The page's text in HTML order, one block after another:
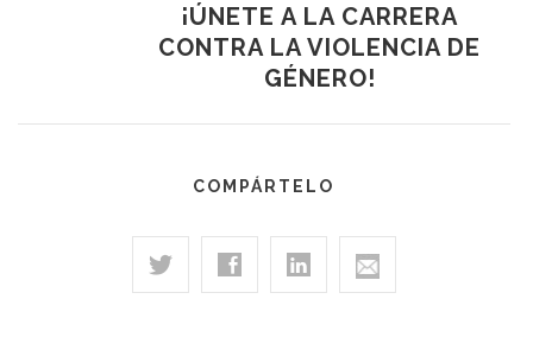
¡ÚNETE A LA CARRERA
CONTRA LA VIOLENCIA DE
GÉNERO!
COMPÁRTELO